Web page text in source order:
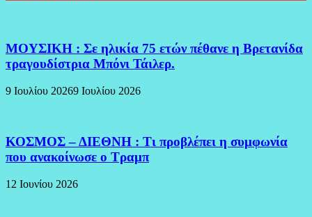
ΜΟΥΣΙΚΗ : Σε ηλικία 75 ετών πέθανε η Βρετανίδα
τραγουδίστρια Μπόνι Τάιλερ.
9 Ιουλίου 20269 Ιουλίου 2026
ΚΟΣΜΟΣ – ΔΙΕΘΝΗ : Τι προβλέπει η συμφωνία
που ανακοίνωσε ο Τραμπ
12 Ιουνίου 2026